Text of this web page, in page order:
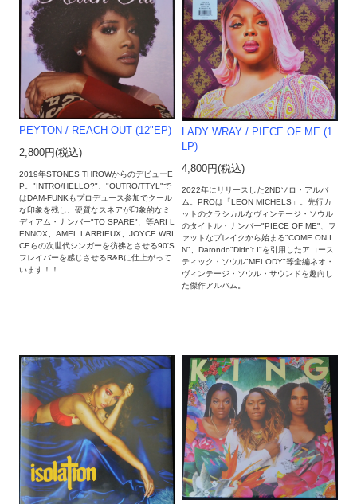
PEYTON / REACH OUT (12"EP)
2,800円(税込)
2019年STONES THROWからのデビューE
P。"INTRO/HELLO?"、"OUTRO/TTYL"で
はDAM-FUNKもプロデュース参加でクール
な印象を残し、硬質なスネアが印象的なミ
ディアム・ナンバー"TO SPARE"、等ARI L
ENNOX、AMEL LARRIEUX、JOYCE WRI
CEらの次世代シンガーを彷彿とさせる90'S
フレイバーを感じさせるR&Bに仕上がって
います！！
LADY WRAY / PIECE OF ME (1
LP)
4,800円(税込)
2022年にリリースした2NDソロ・アルバ
ム。PROは「LEON MICHELS」。先行カ
ットのクラシカルなヴィンテージ・ソウル
のタイトル・ナンバー"PIECE OF ME"、フ
ァットなブレイクから始まる"COME ON I
N"、Darondo"Didn't I"を引用したアコース
ティック・ソウル"MELODY"等全編ネオ・
ヴィンテージ・ソウル・サウンドを趣向し
た傑作アルバム。